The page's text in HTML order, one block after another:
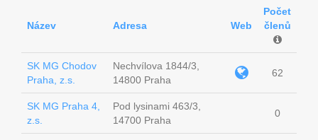
Název Adresa Web
Počet
členů
SK MG Chodov
Praha, z.s.
Nechvílova 1844/3,
14800 Praha
62
SK MG Praha 4,
z.s.
Pod lysinami 463/3,
14700 Praha
0